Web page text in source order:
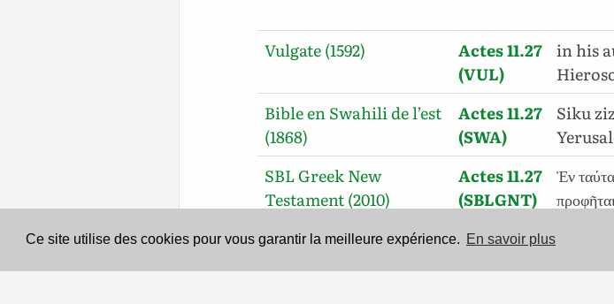
Ce site utilise des cookies pour vous garantir la meilleure expérience. En savoir plus
Vulgate (1592)
Actes 11.27
(VUL)
in his
Bible en Swahili de l’est
(1868)
Actes 11.27
(SWA)
Siku
SBL Greek New
Testament (2010)
Actes 11.27
(SBLGNT)
Ἐν